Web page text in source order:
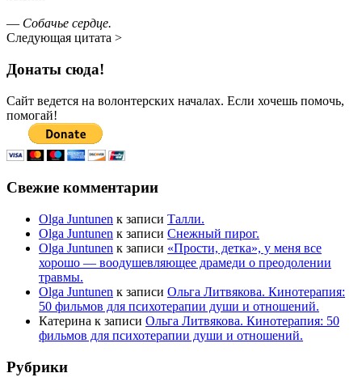
— Собачье сердце.
Следующая цитата >
Донаты сюда!
Сайт ведется на волонтерских началах. Если хочешь помочь,
помогай!
Свежие комментарии
Olga Juntunen к записи Талли.
Olga Juntunen к записи Снежный пирог.
Olga Juntunen к записи «Прости, детка», у меня все
хорошо — воодушевляющее драмеди о преодолении
травмы.
Olga Juntunen к записи Ольга Литвякова. Кинотерапия:
50 фильмов для психотерапии души и отношений.
Катерина к записи Ольга Литвякова. Кинотерапия: 50
фильмов для психотерапии души и отношений.
Рубрики